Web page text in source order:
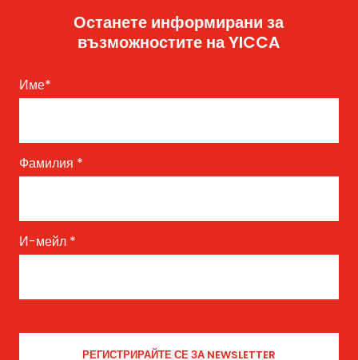
Останете информирани за
възможностите на YICCA
Име*
Фамилия *
И-мейл *